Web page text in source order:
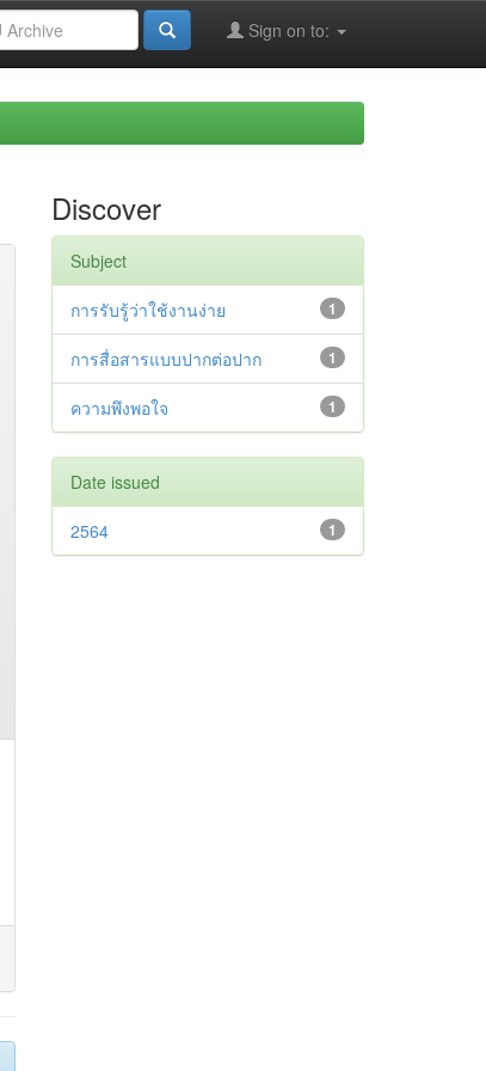
Sign on to:
Discover
Subject
1
การรับรู้ว่าใช้งานง่าย
1
การสื่อสารแบบปากต่อปาก
1
ความพึงพอใจ
Date issued
1
2564